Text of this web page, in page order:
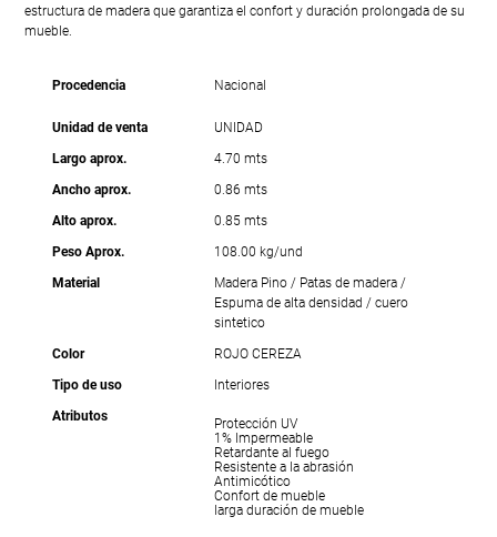
estructura de madera que garantiza el confort y duración prolongada de su
mueble.
Procedencia Nacional
Unidad de venta
UNIDAD
Largo aprox.
4.70 mts
Ancho aprox.
0.86 mts
Alto aprox.
0.85 mts
Peso Aprox.
108.00 kg/und
Material
Madera Pino / Patas de madera /
Espuma de alta densidad / cuero
sintetico
Color
ROJO CEREZA
Tipo de uso
Interiores
Atributos
Protección UV
1% Impermeable
Retardante al fuego
Resistente a la abrasión
Antimicótico
Confort de mueble
larga duración de mueble